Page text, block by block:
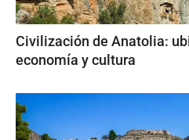
Civilización de Anatolia:
economía y cultura